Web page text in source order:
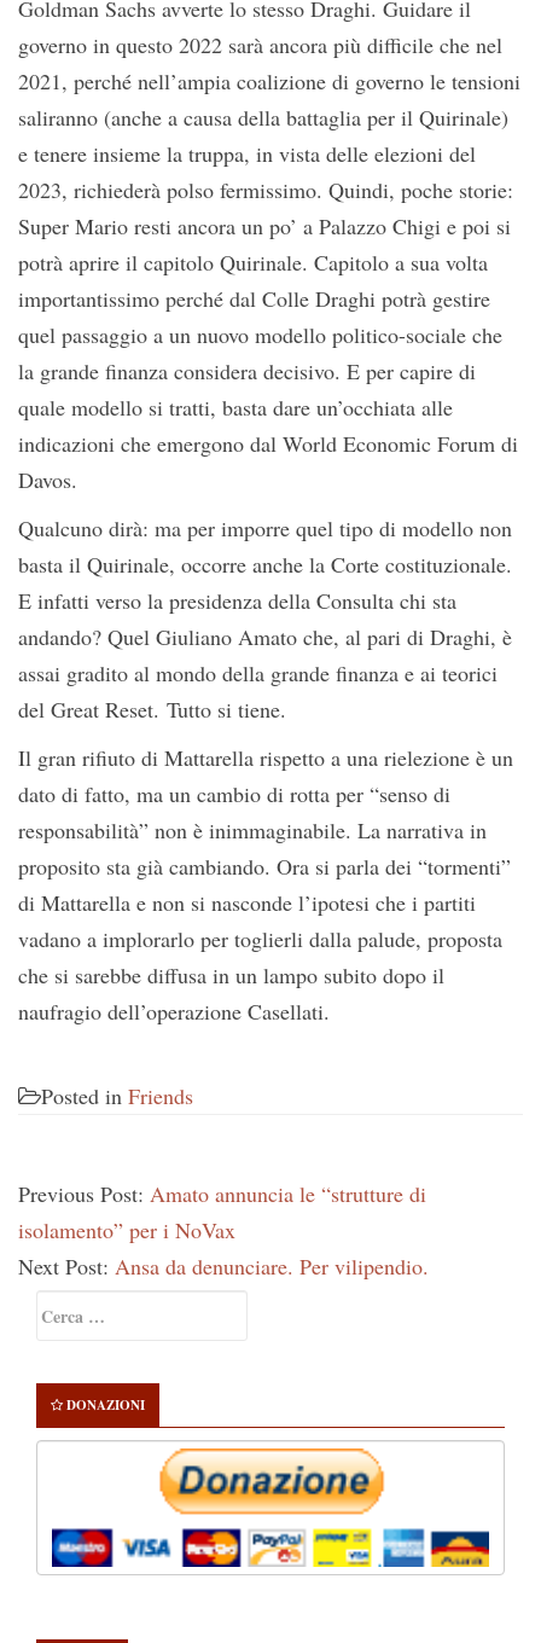
Goldman Sachs avverte lo stesso Draghi. Guidare il
governo in questo 2022 sarà ancora più difficile che nel
2021, perché nell’ampia coalizione di governo le tensioni
saliranno (anche a causa della battaglia per il Quirinale)
e tenere insieme la truppa, in vista delle elezioni del
2023, richiederà polso fermissimo. Quindi, poche storie:
Super Mario resti ancora un po’ a Palazzo Chigi e poi si
potrà aprire il capitolo Quirinale. Capitolo a sua volta
importantissimo perché dal Colle Draghi potrà gestire
quel passaggio a un nuovo modello politico-sociale che
la grande finanza considera decisivo. E per capire di
quale modello si tratti, basta dare un’occhiata alle
indicazioni che emergono dal World Economic Forum di
Davos.
Qualcuno dirà: ma per imporre quel tipo di modello non
basta il Quirinale, occorre anche la Corte costituzionale.
E infatti verso la presidenza della Consulta chi sta
andando? Quel Giuliano Amato che, al pari di Draghi, è
assai gradito al mondo della grande finanza e ai teorici
del Great Reset. Tutto si tiene.
Il gran rifiuto di Mattarella rispetto a una rielezione è un
dato di fatto, ma un cambio di rotta per “senso di
responsabilità” non è inimmaginabile. La narrativa in
proposito sta già cambiando. Ora si parla dei “tormenti”
di Mattarella e non si nasconde l’ipotesi che i partiti
vadano a implorarlo per toglierli dalla palude, proposta
che si sarebbe diffusa in un lampo subito dopo il
naufragio dell’operazione Casellati.
Posted in Friends
Previous Post: Amato annuncia le “strutture di
isolamento” per i NoVax
Next Post: Ansa da denunciare. Per vilipendio.
Sidebar
per:
DONAZIONI